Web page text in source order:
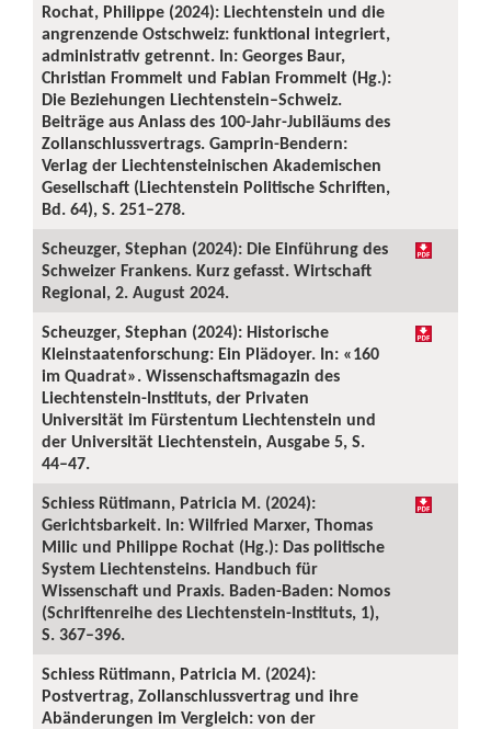
Rochat, Philippe (2024): Liechtenstein und die
angrenzende Ostschweiz: funktional integriert,
administrativ getrennt. In: Georges Baur,
Christian Frommelt und Fabian Frommelt (Hg.):
Die Beziehungen Liechtenstein–Schweiz.
Beiträge aus Anlass des 100-Jahr-Jubiläums des
Zollanschlussvertrags. Gamprin-Bendern:
Verlag der Liechtensteinischen Akademischen
Gesellschaft (Liechtenstein Politische Schriften,
Bd. 64), S. 251–278.
Scheuzger, Stephan (2024): Die Einführung des
Schweizer Frankens. Kurz gefasst. Wirtschaft
Regional, 2. August 2024.
Scheuzger, Stephan (2024): Historische
Kleinstaatenforschung: Ein Plädoyer. In: «160
im Quadrat». Wissenschaftsmagazin des
Liechtenstein-Instituts, der Privaten
Universität im Fürstentum Liechtenstein und
der Universität Liechtenstein, Ausgabe 5, S.
44–47.
Schiess Rütimann, Patricia M. (2024):
Gerichtsbarkeit. In: Wilfried Marxer, Thomas
Milic und Philippe Rochat (Hg.): Das politische
System Liechtensteins. Handbuch für
Wissenschaft und Praxis. Baden-Baden: Nomos
(Schriftenreihe des Liechtenstein-Instituts, 1),
S. 367–396.
Schiess Rütimann, Patricia M. (2024):
Postvertrag, Zollanschlussvertrag und ihre
Abänderungen im Vergleich: von der